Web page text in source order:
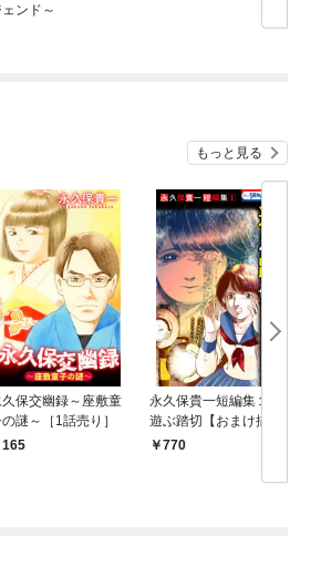
ェンド～
もっと見る
久保交幽録～座敷童
謎～［1話売り］
165
永久保貴一短編集１
遊ぶ踏切【おまけ描き
下ろし付き】
770